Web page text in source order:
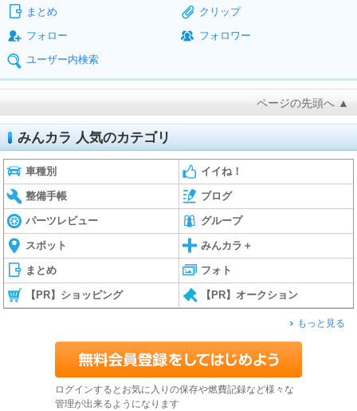
まとめ
クリップ
フォロー
フォロワー
ユーザー内検索
ページの先頭へ ▲
みんカラ 人気のカテゴリ
車種別 イイね！
整備手帳 ブログ
パーツレビュー グループ
スポット みんカラ＋
まとめ フォト
【PR】ショッピング 【PR】オークション
もっと見る
ログインするとお気に入りの保存や燃費記録など様々な
管理が出来るようになります